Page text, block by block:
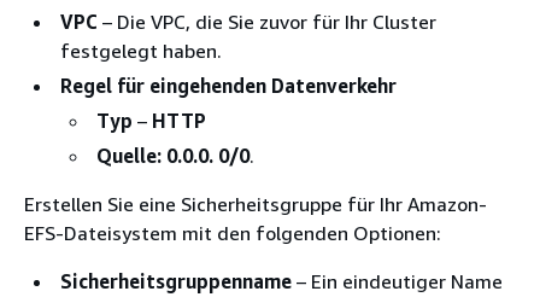
VPC – Die VPC, die Sie zuvor für Ihr Cluster
festgelegt haben.
Regel für eingehenden Datenverkehr
Typ – HTTP
Quelle: 0.0.0. 0/0.
Erstellen Sie eine Sicherheitsgruppe für Ihr Amazon-
EFS-Dateisystem mit den folgenden Optionen:
Sicherheitsgruppenname – Ein eindeutiger Name